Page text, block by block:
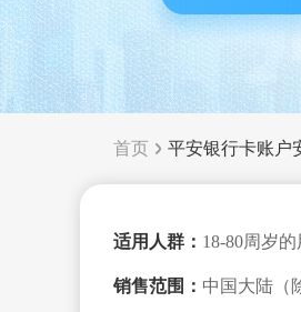
首页 平安银行卡账户
适用人群： 18-80周岁
销售范围： 中国大陆（